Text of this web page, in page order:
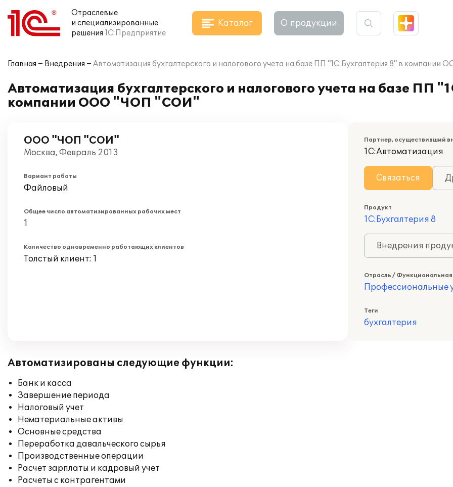
Отраслевые
и специализированные
решения 1С:Предприятие
Каталог О продукции
Главная Внедрения Автоматизация бухгалтерского и налогового учета на базе ПП "1С:Бухгалтерия 8" в
Автоматизация бухгалтерского и налогового учета на базе ПП
компании ООО "ЧОП "СОИ"
ООО "ЧОП "СОИ"
Москва, Февраль 2013
Вариант работы
Файловый
Общее число автоматизированных рабочих мест
1
Количество одновременно работающих клиентов
Толстый клиент: 1
Партнер, осуществивший
1С:Автоматизация
Связаться
Продукт
1С:Бухгалтерия 8
Внедрения
Отрасль / Функциональная
Профессиональные
Теги
бухгалтерия
Автоматизированы следующие функции:
Банк и касса
Завершение периода
Налоговый учет
Нематериальные активы
Основные средства
Переработка давальческого сырья
Производственные операции
Расчет зарплаты и кадровый учет
Расчеты с контрагентами